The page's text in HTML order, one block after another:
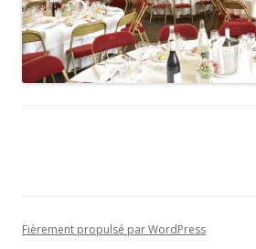
Fièrement propulsé par WordPress